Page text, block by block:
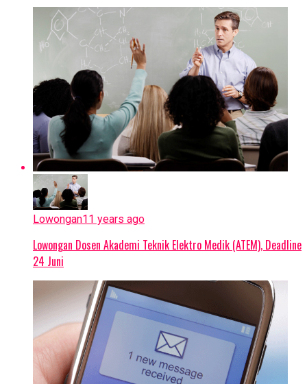
Lowongan11 years ago
Lowongan Dosen Akademi Teknik Elektro Medik (ATEM), Deadline
24 Juni